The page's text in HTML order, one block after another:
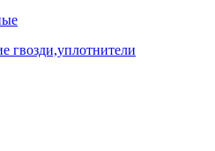
гвозди,уплотнители